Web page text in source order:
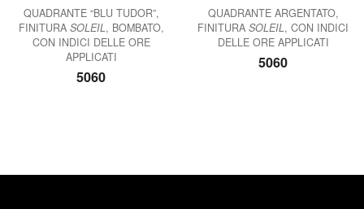
QUADRANTE “BLU TUDOR”,
FINITURA SOLEIL , BOMBATO,
CON INDICI DELLE ORE
APPLICATI
5060
QUADRANTE ARGENTATO,
FINITURA SOLEIL , CON INDICI
DELLE ORE APPLICATI
5060